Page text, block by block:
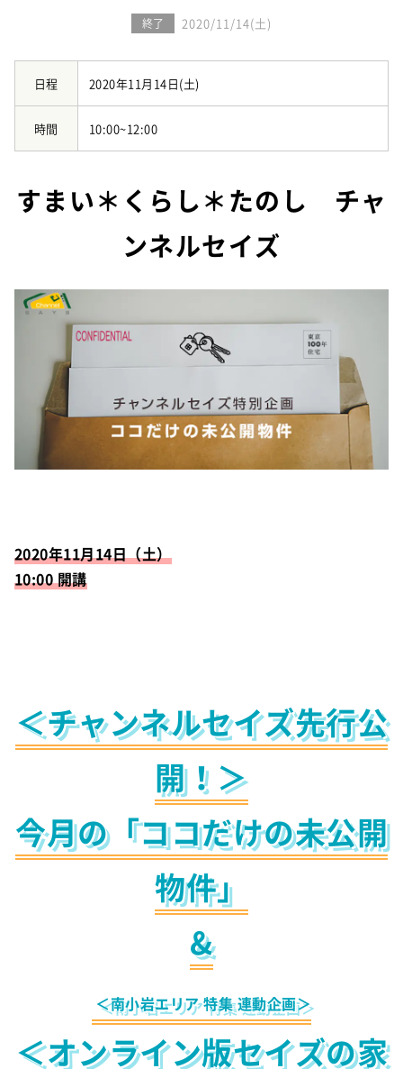
家づくりワークショップ
耐震等級3の家づくり
プライバシーポリシー
終了 2020/11/14(土)
日程 2020年11月14日(土)
時間 10:00~12:00
すまい＊くらし＊たのし チャ
ンネルセイズ
2020年11月14日（土）
10:00 開講
＜チャンネルセイズ先行公
開！＞
今月の「ココだけの未公開
物件」
&
＜南小岩エリア 特集 連動企画＞
＜オンライン版セイズの家